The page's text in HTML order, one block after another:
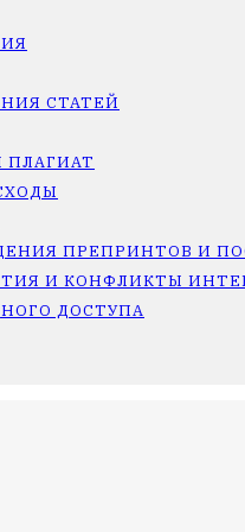
СТАТЕЙ
ПЛАГИАТ
ПРЕПРИНТОВ И
И КОНФЛИКТЫ
ДОСТУПА